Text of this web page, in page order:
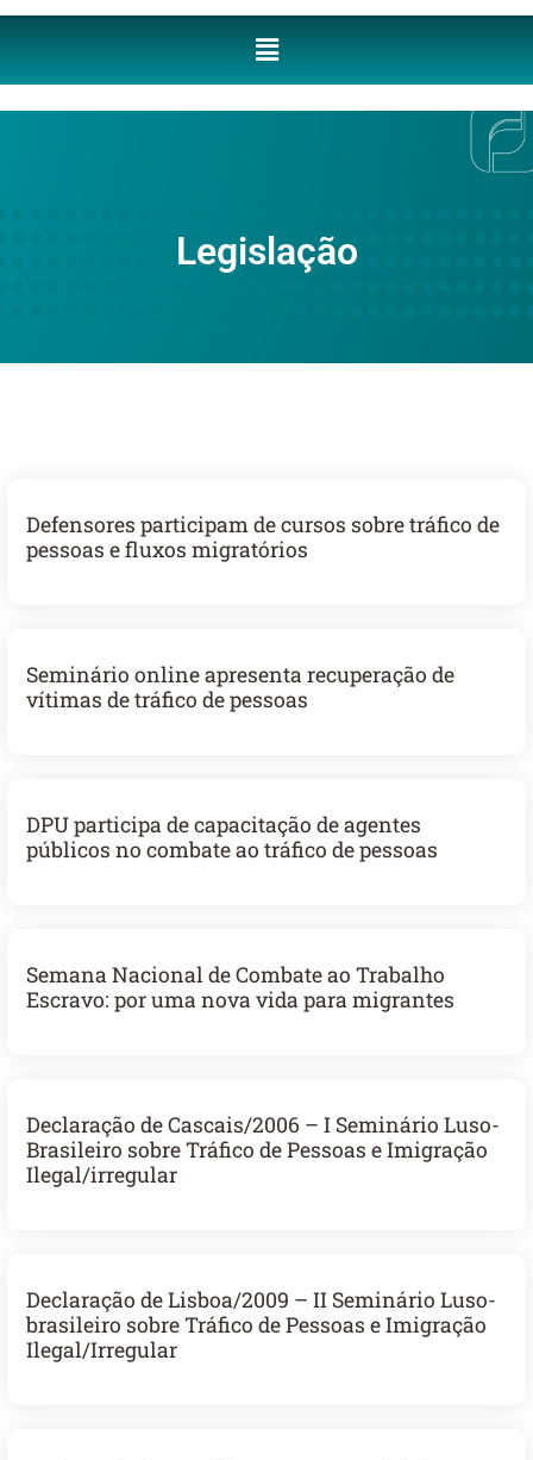
Legislação
Defensores participam de cursos sobre tráfico de
pessoas e fluxos migratórios
Seminário online apresenta recuperação de
vítimas de tráfico de pessoas
DPU participa de capacitação de agentes
públicos no combate ao tráfico de pessoas
Semana Nacional de Combate ao Trabalho
Escravo: por uma nova vida para migrantes
Declaração de Cascais/2006 – I Seminário Luso-
Brasileiro sobre Tráfico de Pessoas e Imigração
Ilegal/irregular
Declaração de Lisboa/2009 – II Seminário Luso-
brasileiro sobre Tráfico de Pessoas e Imigração
Ilegal/Irregular